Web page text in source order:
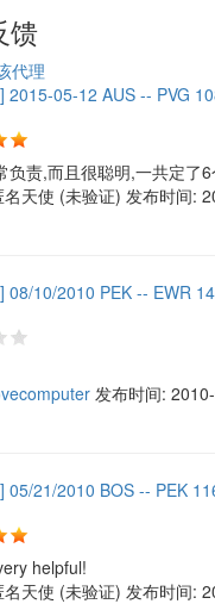
馈
代理
2015-05-12 AUS -- PVG
负责,而且很聪明,一共定了
名天使 (未验证) 发布时间:
08/10/2010 PEK -- EWR
发布时间:
05/21/2010 BOS -- PEK
helpful!
名天使 (未验证) 发布时间: